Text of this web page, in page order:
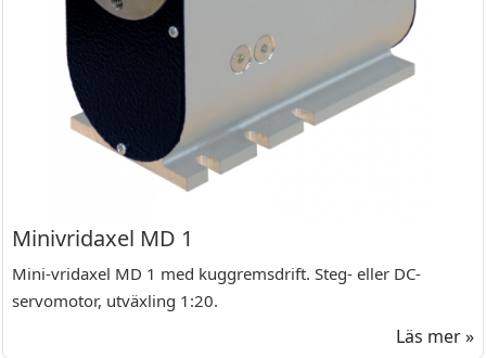
Minivridaxel MD 1
Mini-vridaxel MD 1 med kuggremsdrift. Steg- eller DC-
servomotor, utväxling 1:20.
Läs mer »